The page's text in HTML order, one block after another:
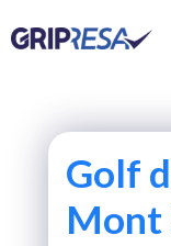
Où voulez-vous
Nombre de trous
Golf
Mont